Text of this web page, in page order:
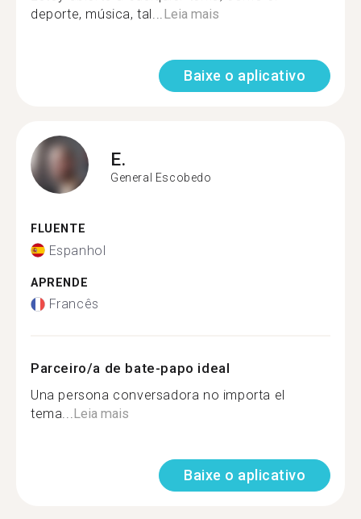
deporte, música, tal...Leia mais
Baixe o aplicativo
E.
General Escobedo
FLUENTE
Espanhol
APRENDE
Francês
Parceiro/a de bate-papo ideal
Una persona conversadora no importa el
tema...Leia mais
Baixe o aplicativo